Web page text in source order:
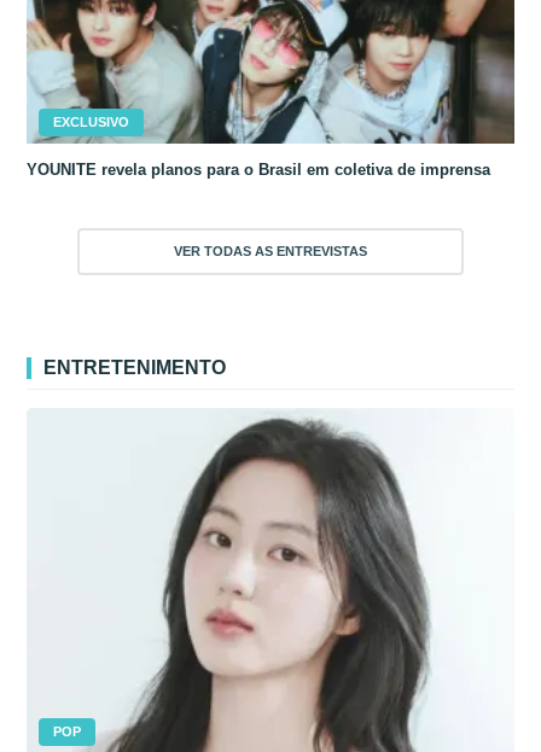
EXCLUSIVO
YOUNITE revela planos para o Brasil em coletiva de imprensa
VER TODAS AS ENTREVISTAS
ENTRETENIMENTO
POP